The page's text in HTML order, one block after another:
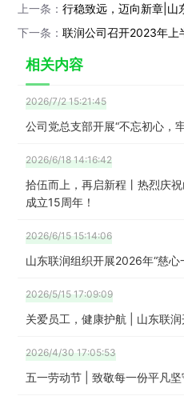
上一条：行稳致远，迈向新章|山
下一条：联润公司召开2023年上
相关内容
2026/7/2 15:21:45
公司党总支部开展“不忘初心，
2026/6/18 14:16:42
拾伍而上，再启新程丨热烈庆
成立15周年！
2026/6/15 15:14:06
山东联润组织开展2026年“慈心
2026/5/15 17:09:09
关爱员工，健康护航 | 山东联
2026/4/30 17:05:53
五一劳动节 | 致敬每一份平凡坚